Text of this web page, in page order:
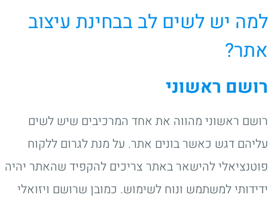
למה יש לשים לב בבחינת עיצוב
אתר?
רושם ראשוני
רושם ראשוני מהווה את אחד המרכיבים שיש לשים
עליהם דגש כאשר בונים אתר. על מנת לגרום ללקוח
פוטנציאלי להישאר באתר צריכים להקפיד שהאתר יהיה
ידידותי למשתמש ונוח לשימוש. כמובן שרושם ויזואלי